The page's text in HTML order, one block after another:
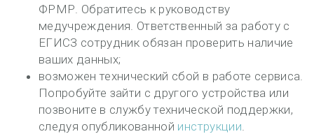
ФРМР. Обратитесь к руководству
медучреждения. Ответственный за работу с
ЕГИСЗ сотрудник обязан проверить наличие
ваших данных;
возможен технический сбой в работе сервиса.
Попробуйте зайти с другого устройства или
позвоните в службу технической поддержки,
следуя опубликованной инструкции.